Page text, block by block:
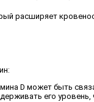
расширяет
D может быть
его